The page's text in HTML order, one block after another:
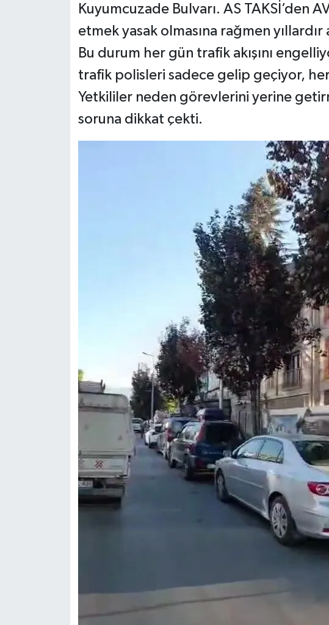
Kuyumcuzade Bulvarı. AS TAKSİ’den
etmek yasak olmasına rağmen
Bu durum her gün trafik akışını
trafik polisleri sadece gelip geçiyor,
Yetkililer neden görevlerini yerine
soruna dikkat çekti.